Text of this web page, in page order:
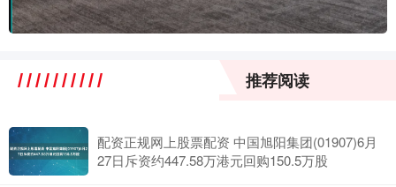
推荐阅读
配资正规网上股票配资 中国旭阳集团(01907)6月
27日斥资约447.58万港元回购150.5万股